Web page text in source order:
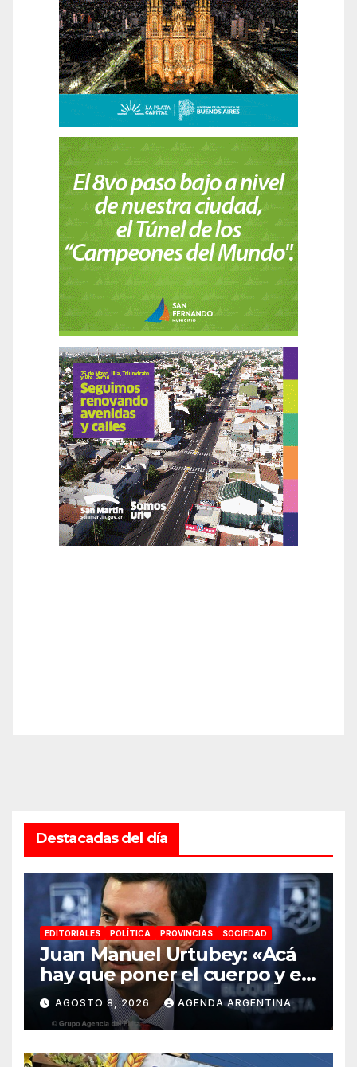
Destacadas del día
EDITORIALES POLÍTICA PROVINCIAS SOCIEDAD
Juan Manuel Urtubey: «Acá
hay que poner el cuerpo y el
alma. La Argentina tiene que
ir a la construcción de un
proyecto nacional»
AGOSTO 8, 2026 AGENDA ARGENTINA